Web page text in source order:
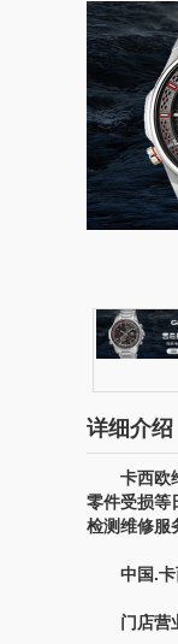
详细介绍
卡西欧维
零件受损等
检测维修服
中国.卡西
门店营业